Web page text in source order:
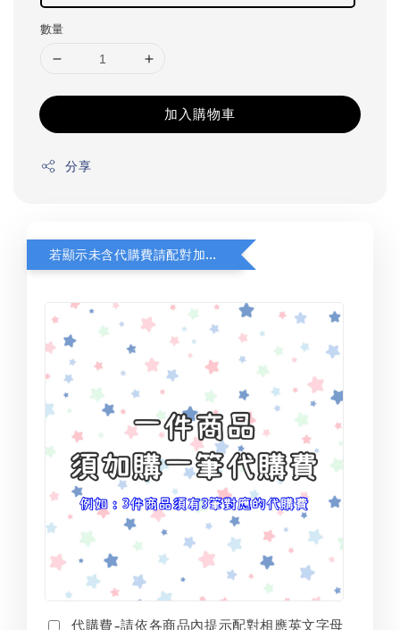
數量
加入購物車
分享
若顯示未含代購費請配對加購(未加購視同無效訂單)
代購費-請依各商品內提示配對相應英文字母